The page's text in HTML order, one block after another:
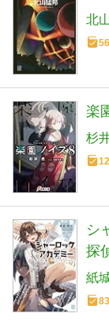
北
楽
杉
シ
探
紙
83